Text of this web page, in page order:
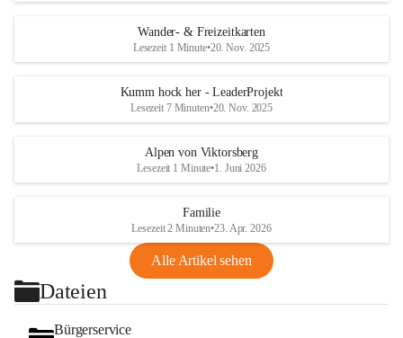
Wander- & Freizeitkarten
Lesezeit 1 Minute•20. Nov. 2025
Kumm hock her - LeaderProjekt
Lesezeit 7 Minuten•20. Nov. 2025
Alpen von Viktorsberg
Lesezeit 1 Minute•1. Juni 2026
Familie
Lesezeit 2 Minuten•23. Apr. 2026
Alle Artikel sehen
Dateien
Bürgerservice